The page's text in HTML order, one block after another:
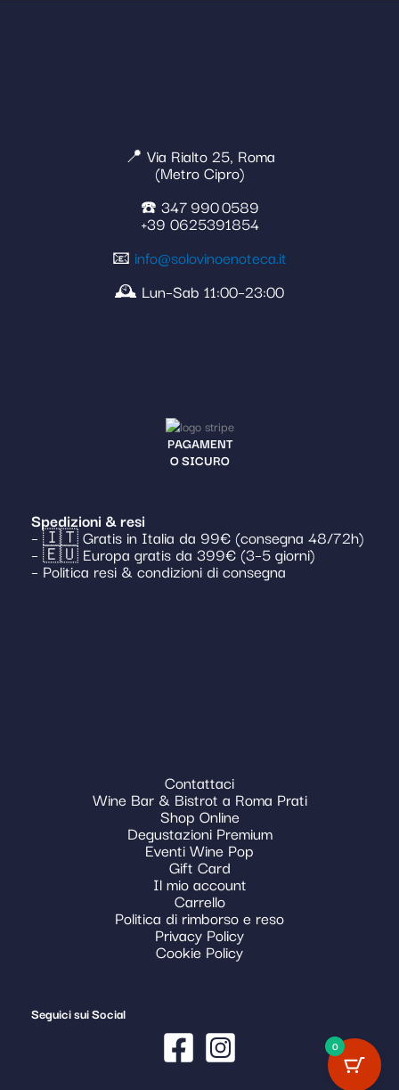
📍 Via Rialto 25, Roma
(Metro Cipro)
☎️ 347 990 0589
+39 0625391854
📧 info@solovinoenoteca.it
🕰️ Lun–Sab 11:00–23:00
PAGAMENT
O SICURO
Spedizioni & resi
– 🇮🇹 Gratis in Italia da 99€ (consegna 48/72h)
– 🇪🇺 Europa gratis da 399€ (3–5 giorni)
– Politica resi & condizioni di consegna
Contattaci
Wine Bar & Bistrot a Roma Prati
Shop Online
Degustazioni Premium
Eventi Wine Pop
Gift Card
Il mio account
Carrello
Politica di rimborso e reso
Privacy Policy
Cookie Policy
Seguici sui Social
0